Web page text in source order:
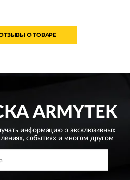
О ТОВАРЕ
ARMYTEK
информацию о эксклюзивных
событиях и многом другом